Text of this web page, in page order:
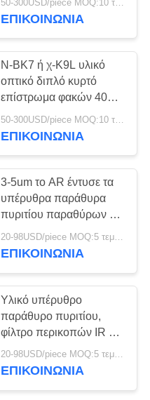
ΕΠΙΚΟΙΝΩΝΊΑ
Ν-BK7 ή χ-K9L υλικό
οπτικό διπλό κυρτό
επίστρωμα φακών 400-
700nm AR
50-300USD/piece MOQ:10 τεμάχια
ΕΠΙΚΟΙΝΩΝΊΑ
3-5um το AR έντυσε τα
υπέρυθρα παράθυρα
πυριτίου παραθύρων με
τη χαμηλότερη
πυκνότητα
20-98USD/piece MOQ:5 τεμάχια
ΕΠΙΚΟΙΝΩΝΊΑ
Υλικό υπέρυθρο
παράθυρο πυριτίου,
φίλτρο περικοπών IR με
χαμηλότερο διαθλαστικό
20-98USD/piece MOQ:5 τεμάχια
ΕΠΙΚΟΙΝΩΝΊΑ